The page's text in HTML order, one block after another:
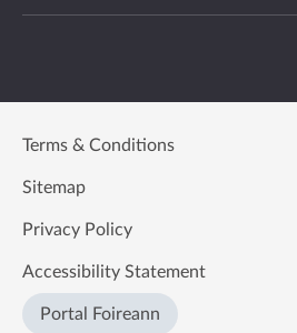
Terms & Conditions
Sitemap
Privacy Policy
Accessibility Statement
Portal Foireann